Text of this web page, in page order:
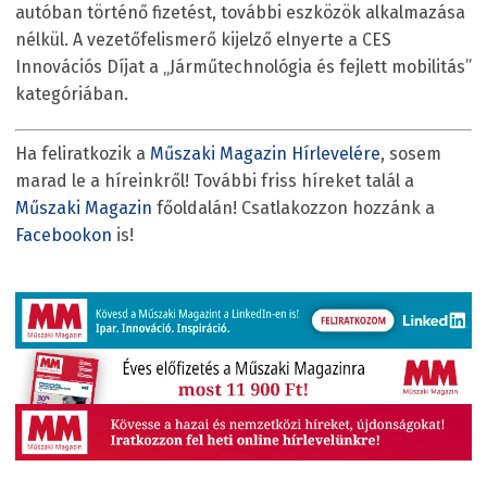
autóban történő fizetést, további eszközök alkalmazása
nélkül. A vezetőfelismerő kijelző elnyerte a CES
Innovációs Díjat a „Járműtechnológia és fejlett mobilitás”
kategóriában.
Ha feliratkozik a Műszaki Magazin Hírlevelére, sosem
marad le a híreinkről! További friss híreket talál a
Műszaki Magazin főoldalán! Csatlakozzon hozzánk a
Facebookon is!